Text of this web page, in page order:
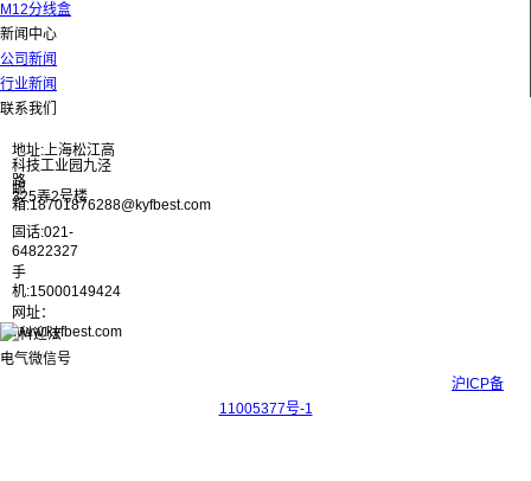
M12分线盒
新闻中心
公司新闻
行业新闻
联系我们
地址:上海松江高
科技工业园九泾
路
325弄2号楼
邮
箱:18701876288@kyfbest.com
固话:021-
64822327
手
机:15000149424
网址：
www.kyfbest.com
沪ICP备
11005377号-1